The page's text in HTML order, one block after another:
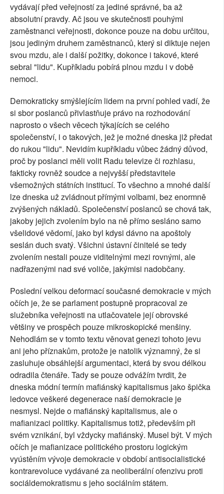
vydávají před veřejností za jediné správné, ba až
absolutní pravdy. Ač jsou ve skutečnosti pouhými
zaměstnanci veřejnosti, dokonce pouze na dobu určitou,
jsou jediným druhem zaměstnanců, který si diktuje nejen
svou mzdu, ale i další požitky, dokonce i takové, které
sebral "lidu". Kupříkladu pobírá plnou mzdu i v době
nemoci.
Demokraticky smýšlejícím lidem na první pohled vadí, že
si sbor poslanců přivlastňuje právo na rozhodování
naprosto o všech věcech týkajících se celého
společenství, i o takových, jež je možné dneska již předat
do rukou "lidu". Nevidím kupříkladu vůbec žádný důvod,
proč by poslanci měli volit Radu televize či rozhlasu,
fakticky rovněž soudce a nejvyšší představitele
všemožných státních institucí. To všechno a mnohé další
lze dneska už zvládnout přímými volbami, bez enormně
zvýšených nákladů. Společenství poslanců se chová tak,
jakoby jejich zvolením bylo na ně přímo sesláno samo
všelidové vědomí, jako byl kdysi dávno na apoštoly
seslán duch svatý. Všichni ústavní činitelé se tedy
zvolením nestali pouze viditelnými mezi rovnými, ale
nadřazenými nad své voliče, jakýmisi nadobčany.
Poslední velkou deformací současné demokracie v mých
očích je, že se parlament postupně propracoval ze
služebníka veřejnosti na utlačovatele její obrovské
většiny ve prospěch pouze mikroskopické menšiny.
Nehodlám se v tomto textu věnovat genezi tohoto jevu
ani jeho příznakům, protože je natolik významný, že si
zasluhuje obsáhlejší argumentaci, která by svou délkou
odradila čtenáře. Tady se pouze odvážím tvrdit, že
dneska módní termín mafiánský kapitalismus jako špička
ledovce veškeré degenerace naší demokracie je
nesmysl. Nejde o mafiánský kapitalismus, ale o
mafianizaci politiky. Kapitalismus totiž, především při
svém vznikání, byl vždycky mafiánský. Musel být. V mých
očích je mafianizace politického prostoru logickým
vyústěním vývoje demokracie v období antisocialistické
kontrarevoluce vydávané za neoliberální ofenzivu proti
sociáldemokratismu s jeho sociálním státem.